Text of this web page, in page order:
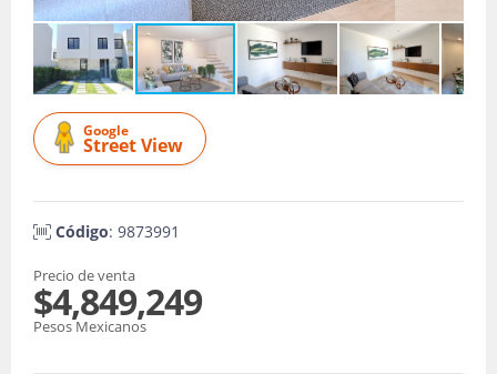
Google
Street View
Código: 9873991
Precio de venta
$4,849,249
Pesos Mexicanos